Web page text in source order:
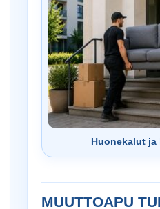
Huonekalut
MUUTTOAPU